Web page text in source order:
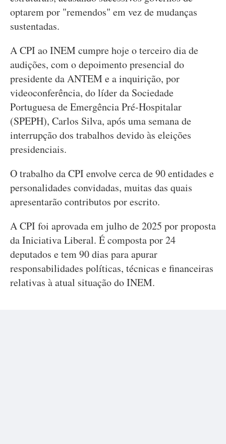
optarem por "remendos" em vez de mudanças
sustentadas.
A CPI ao INEM cumpre hoje o terceiro dia de
audições, com o depoimento presencial do
presidente da ANTEM e a inquirição, por
videoconferência, do líder da Sociedade
Portuguesa de Emergência Pré-Hospitalar
(SPEPH), Carlos Silva, após uma semana de
interrupção dos trabalhos devido às eleições
presidenciais.
O trabalho da CPI envolve cerca de 90 entidades e
personalidades convidadas, muitas das quais
apresentarão contributos por escrito.
A CPI foi aprovada em julho de 2025 por proposta
da Iniciativa Liberal. É composta por 24
deputados e tem 90 dias para apurar
responsabilidades políticas, técnicas e financeiras
relativas à atual situação do INEM.